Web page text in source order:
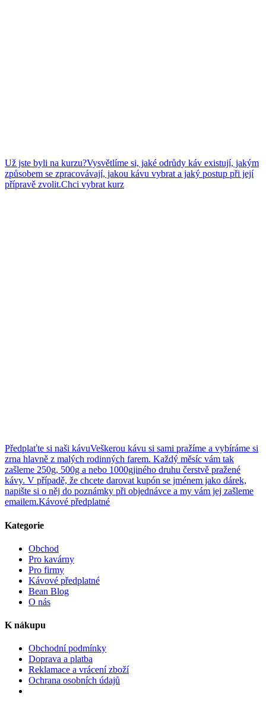
Už jste byli na kurzu?Vysvětlíme si, jaké odrůdy káv existují, jakým
způsobem se zpracovávají, jakou kávu vybrat a jaký postup při její
přípravě zvolit.Chci vybrat kurz
Předplaťte si naši kávuVeškerou kávu si sami pražíme a vybíráme si
zrna hlavně z malých rodinných farem. Každý měsíc vám tak
zašleme 250g, 500g a nebo 1000gjiného druhu čerstvě pražené
kávy. V případě, že chcete darovat kupón se jménem jako dárek,
napište si o něj do poznámky při objednávce a my vám jej zašleme
emailem.Kávové předplatné
Kategorie
Obchod
Pro kavárny
Pro firmy
Kávové předplatné
Bean Blog
O nás
K nákupu
Obchodní podmínky
Doprava a platba
Reklamace a vrácení zboží
Ochrana osobních údajů